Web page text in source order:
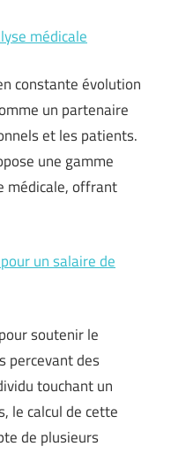
médicale
constante évolution
un partenaire
et les patients.
une gamme
médicale, offrant
un salaire de
soutenir le
percevant des
touchant un
le calcul de cette
de plusieurs